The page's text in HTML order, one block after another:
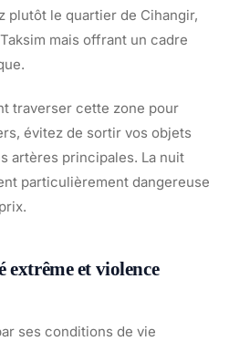
le quartier de Cihangir,
mais offrant un cadre
traverser cette zone pour
évitez de sortir vos objets
artères principales. La nuit
particulièrement dangereuse
extrême et violence
ses conditions de vie